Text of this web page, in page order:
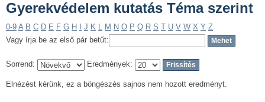
Gyerekvédelem kutatás Téma szerint
0-9 A B C D E F G H J K L M N O P Q R S T U V W X Y Z
Vagy írja be az első pár betűt:
Sorrend: Eredmények:
Elnézést kérünk, ez a böngészés sajnos nem hozott eredményt.